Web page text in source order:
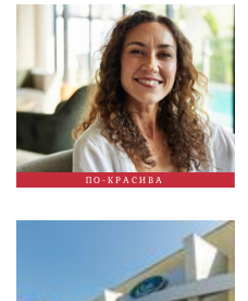
ПО-КРАСИВА